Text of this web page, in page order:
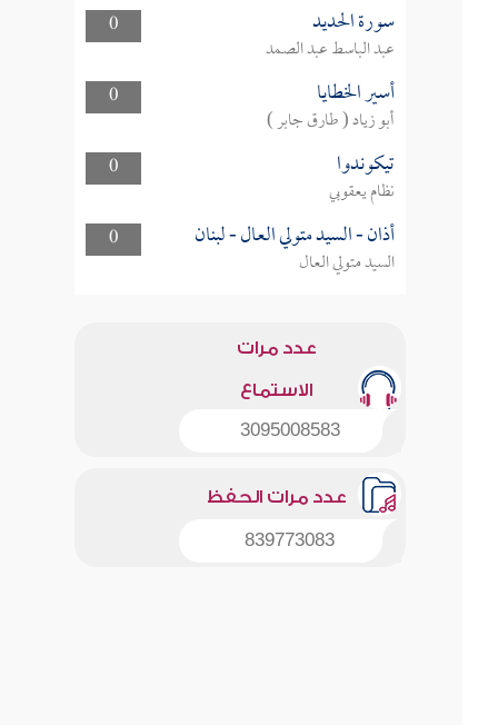
0
سورة الحديد
عبد الباسط عبد الصمد
0
أسير الخطايا
أبو زياد ( طارق جابر )
0
تيكوندوا
نظام يعقوبي
0
أذان - السيد متولي العال - لبنان
السيد متولي العال
عدد مرات
الاستماع
3095008583
عدد مرات الحفظ
839773083